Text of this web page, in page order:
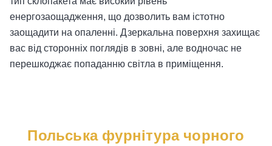
енергозаощадження, що дозволить вам істотно
заощадити на опаленні. Дзеркальна поверхня захищає
вас від сторонніх поглядів в зовні, але водночас не
перешкоджає попаданню світла в приміщення.
Польська фурнітура чорного